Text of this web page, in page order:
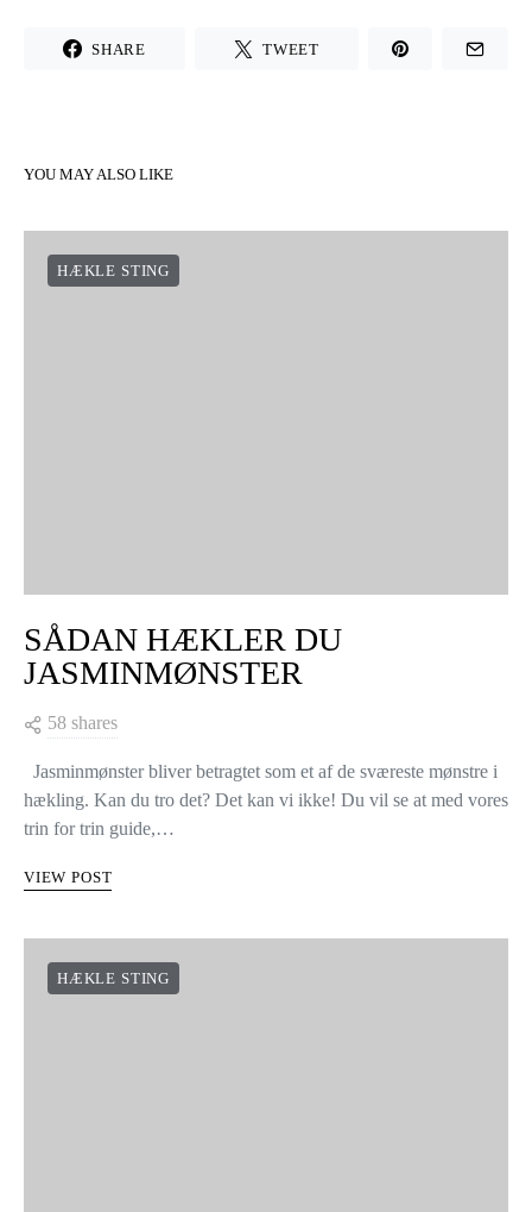
SHARE TWEET
YOU MAY ALSO LIKE
HÆKLE STING
SÅDAN HÆKLER DU
JASMINMØNSTER
58 shares
Jasminmønster bliver betragtet som et af de sværeste mønstre i
hækling. Kan du tro det? Det kan vi ikke! Du vil se at med vores
trin for trin guide,…
VIEW POST
HÆKLE STING